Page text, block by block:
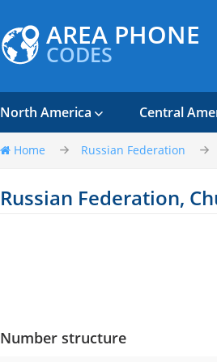
AREA PHONE
CODES
North America Central
Home Russian Federation
Russian Federation,
Number structure